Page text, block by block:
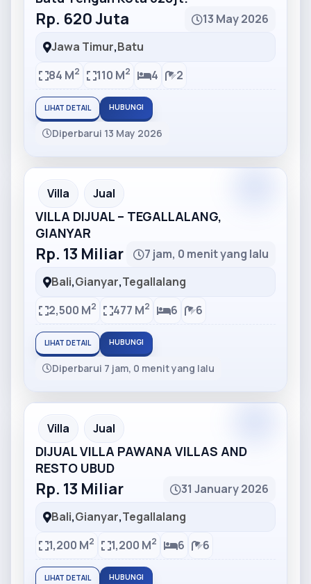
Rp. 620 Juta
13 May 2026
Jawa Timur,Batu
84 M2 110 M2 4 2
LIHAT DETAIL HUBUNGI
Diperbarui 13 May 2026
Partner Ad
Villa Jual
VILLA DIJUAL – TEGALLALANG,
GIANYAR
Rp. 13 Miliar
7 jam, 0 menit yang lalu
Bali,Gianyar,Tegallalang
2,500 M2 477 M2 6 6
LIHAT DETAIL HUBUNGI
Diperbarui 7 jam, 0 menit yang lalu
Partner Ad
Villa Jual
DIJUAL VILLA PAWANA VILLAS AND
RESTO UBUD
Rp. 13 Miliar
31 January 2026
Bali,Gianyar,Tegallalang
1,200 M2 1,200 M2 6 6
LIHAT DETAIL HUBUNGI